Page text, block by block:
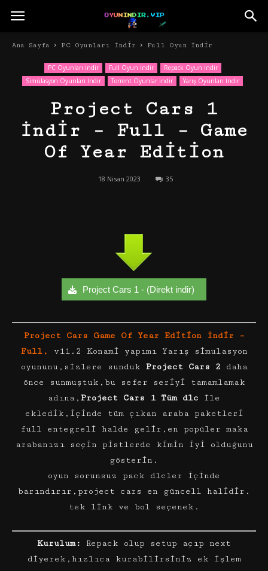
Ana Sayfa PC Oyunları İndir Full Oyun İndir
PC Oyunları İndir Full Oyun İndir
Repack Oyun İndir
Simülasyon Oyunları İndir
Torrent Oyunlar indir Yarış Oyunları İndir
Project Cars 1
İndir – Full – Game
Of Year Edition
18 Nisan 2023 35
Project Cars 1 - (Direkt indir)
Project Cars Game Of Year Edition İndir –
Full,
v11.2 Konami yapımı Yarış simulasyon
oyununu,sizlere sunduk Project Cars 2 daha
önce sunmuştuk,bu sefer seriyi tamamlamak
adına, Project Cars 1 Tüm dlc ile
ekledik,içinde tüm çıkan araba paketleri
full entegreli halde gelir,en popüler maka
arabanızı seçin pistlerde kimin iyi olduğunu
gösterin.
oyun sorunsuz pack dlcler içinde
barındırır,project cars en güncell halidir.
tek link ve bol seçenek.
Kurulum:
Repack olup setup açıp next
diyerek,hızlıca kurabilirsiniz ek işlem